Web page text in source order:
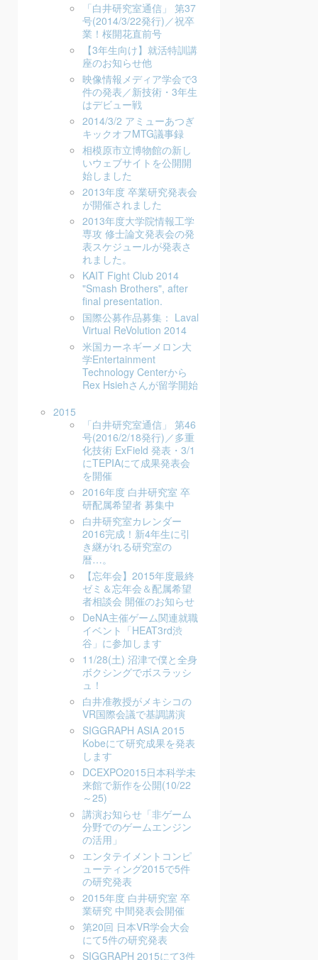
「白井研究室通信」 第37
号(2014/3/22発行)／祝卒
業！桜開花直前号
【3年生向け】就活特訓講
座のお知らせ他
映像情報メディア学会で3
件の発表／新技術・3年生
はデビュー戦
2014/3/2 アミューあつぎ
キックオフMTG議事録
相模原市立博物館の新し
いウェブサイトを公開開
始しました
2013年度 卒業研究発表会
が開催されました
2013年度大学院情報工学
専攻 修士論文発表会の発
表スケジュールが発表さ
れました。
KAIT Fight Club 2014
"Smash Brothers", after
final presentation.
国際公募作品募集： Laval
Virtual ReVolution 2014
米国カーネギーメロン大
学Entertainment
Technology Centerから
Rex Hsiehさんが留学開始
2015
「白井研究室通信」 第46
号(2016/2/18発行)／多重
化技術 ExField 発表・3/1
にTEPIAにて成果発表会
を開催
2016年度 白井研究室 卒
研配属希望者 募集中
白井研究室カレンダー
2016完成！新4年生に引
き継がれる研究室の
暦…。
【忘年会】2015年度最終
ゼミ＆忘年会＆配属希望
者相談会 開催のお知らせ
DeNA主催 ゲーム関連就職
イベント「HEAT3rd渋
谷」に参加します
11/28(土) 沼津で僕と全身
ボクシングでボスラッシ
ュ！
白井准教授がメキシコの
VR国際会議で基調講演
SIGGRAPH ASIA 2015
Kobeにて研究成果を発表
します
DCEXPO2015日本科学未
来館で新作を公開(10/22
～25)
講演お知らせ「非ゲーム
分野でのゲームエンジン
の活用」
エンタテイメントコンピ
ューティング2015で5件
の研究発表
2015年度 白井研究室 卒
業研究 中間発表会開催
第20回 日本VR学会大会
にて5件の研究発表
SIGGRAPH 2015にて3件